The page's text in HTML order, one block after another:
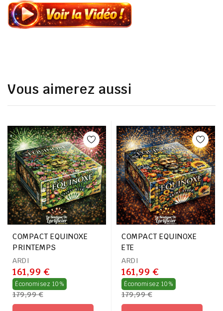
Vous aimerez aussi
COMPACT EQUINOXE
PRINTEMPS
ARDI
161,99 €
Économisez 10% Prix
régulier
179,99 €
COMPACT EQUINOXE
ETE
ARDI
161,99 €
Économisez 10% Prix
régulier
179,99 €